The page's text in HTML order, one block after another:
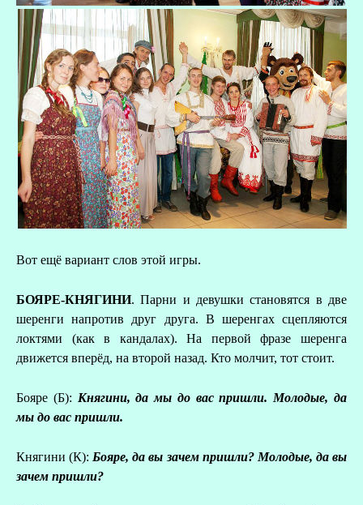
Вот ещё вариант слов этой игры.
БОЯРЕ-КНЯГИНИ. Парни и девушки становятся в две
шеренги напротив друг друга. В шеренгах сцепляются
локтями (как в кандалах). На первой фразе шеренга
движется вперёд, на второй назад. Кто молчит, тот стоит.
Бояре (Б): Княгини, да мы до вас пришли. Молодые, да
мы до вас пришли.
Княгини (К):Бояре, да вы зачем пришли? Молодые, да вы
зачем пришли?